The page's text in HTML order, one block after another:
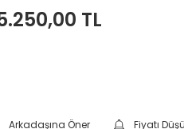
TL
Arkadaşına Öner Fiyatı